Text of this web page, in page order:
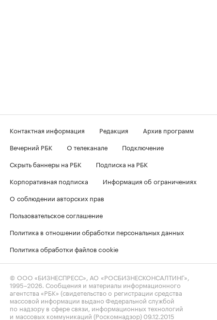
Контактная информация Редакция
Архив программ
Вечерний РБК
О телеканале
Подключение
Скрыть баннеры на РБК
Подписка на РБК
Корпоративная подписка
Информация об ограничениях
О соблюдении авторских прав
Пользовательское соглашение
Политика в отношении обработки персональных данных
Политика обработки файлов cookie
© ООО «БИЗНЕСПРЕСС», АО «РОСБИЗНЕСКОНСАЛТИНГ»,
1995–2026 . Сообщения и материалы информационного
агентства «РБК» (свидетельство о регистрации средства
массовой информации выдано Федеральной службой
по надзору в сфере связи, информационных технологий
и массовых коммуникаций (Роскомнадзор) 09.12.2015